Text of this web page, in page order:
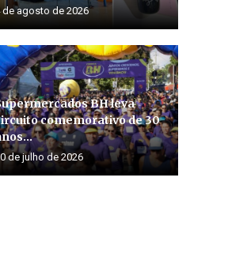
de agosto de 2026
BH leva
comemorativo de 30
de julho de 2026